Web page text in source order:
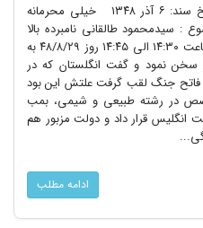
تاریخ سند: ۶ آذر ۱۳۴۸ خیلی محرمانه
: سیدمحمود طالقانی نامبرده بالا
از ساعت ۱۴:۳۰ الی ۱۴:۴۵ روز ۴۸/۸/۲۹ به
نمود و گفت انگلستان که در
جنگ لقب گرفت علتش این بود
در رشته طبیعی و شیمی، بمب
قرار داد و دولت مزبور هم
ادامه مطلب